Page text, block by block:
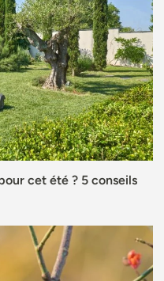
cet été ? 5 conseils